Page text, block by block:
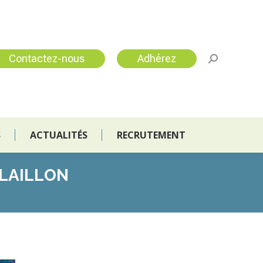
Contactez-nous Adhérez
ACTUALITÉS RECRUTEMENT